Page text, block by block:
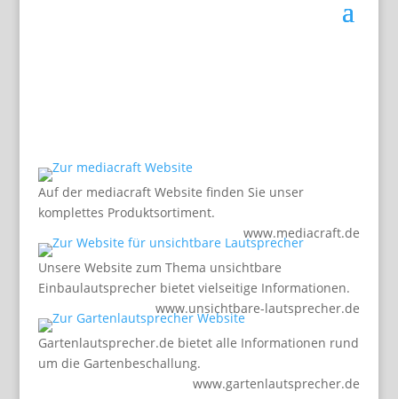
Auf der mediacraft Website finden Sie unser
komplettes Produktsortiment.
www.mediacraft.de
Unsere Website zum Thema unsichtbare
Einbaulautsprecher bietet vielseitige Informationen.
www.unsichtbare-lautsprecher.de
Gartenlautsprecher.de bietet alle Informationen rund
um die Gartenbeschallung.
www.gartenlautsprecher.de